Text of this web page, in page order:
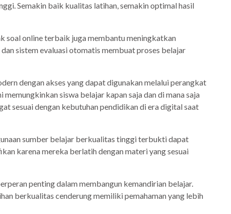
Semakin baik kualitas latihan, semakin optimal hasil
soal online terbaik juga membantu meningkatkan
sistem evaluasi otomatis membuat proses belajar
dengan akses yang dapat digunakan melalui perangkat
siswa belajar kapan saja dan di mana saja
sesuai dengan kebutuhan pendidikan di era digital saat
sumber belajar berkualitas tinggi terbukti dapat
karena mereka berlatih dengan materi yang sesuai
penting dalam membangun kemandirian belajar.
berkualitas cenderung memiliki pemahaman yang lebih